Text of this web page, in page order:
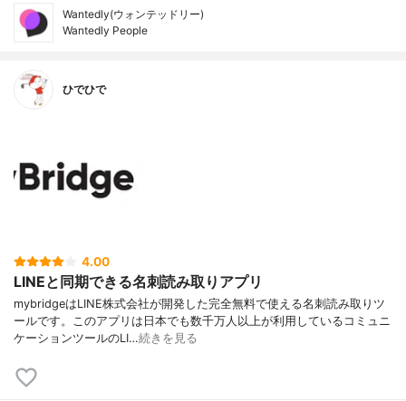
Wantedly(ウォンテッドリー)
Wantedly People
ひでひで
4.00
LINEと同期できる名刺読み取りアプリ
mybridgeはLINE株式会社が開発した完全無料で使える名刺読み取りツ
ールです。このアプリは日本でも数千万人以上が利用しているコミュニ
ケーションツールのLI…続きを見る